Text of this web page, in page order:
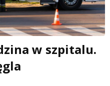
w szpitalu.